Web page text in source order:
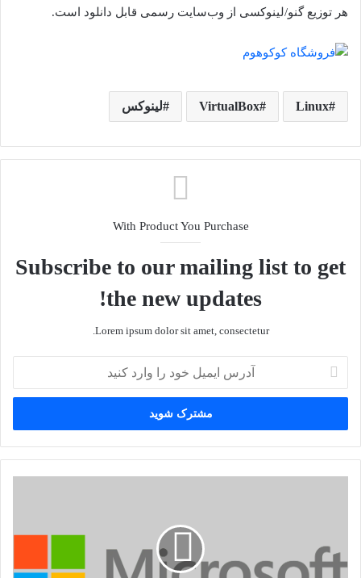
هر توزیع گنو/لینوکسی از وب‌سایت رسمی قابل دانلود است.
Linux
VirtualBox لینوکس
With Product You Purchase
Subscribe to our mailing list to get
the new updates!
Lorem ipsum dolor sit amet, consectetur.
آدرس
ایمیل
خود
وارد
کنید
در